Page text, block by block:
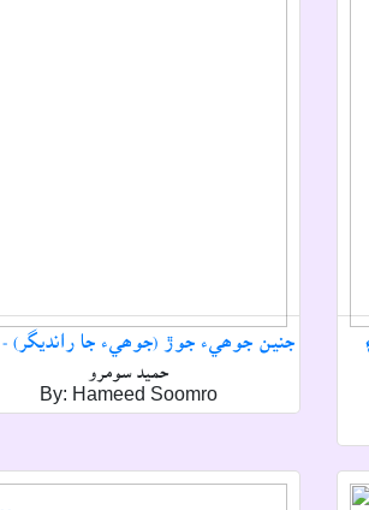
جنين جوھيء جوڙ (جوھيء جا رانديگر) - 2026
By: Hameed Soomro